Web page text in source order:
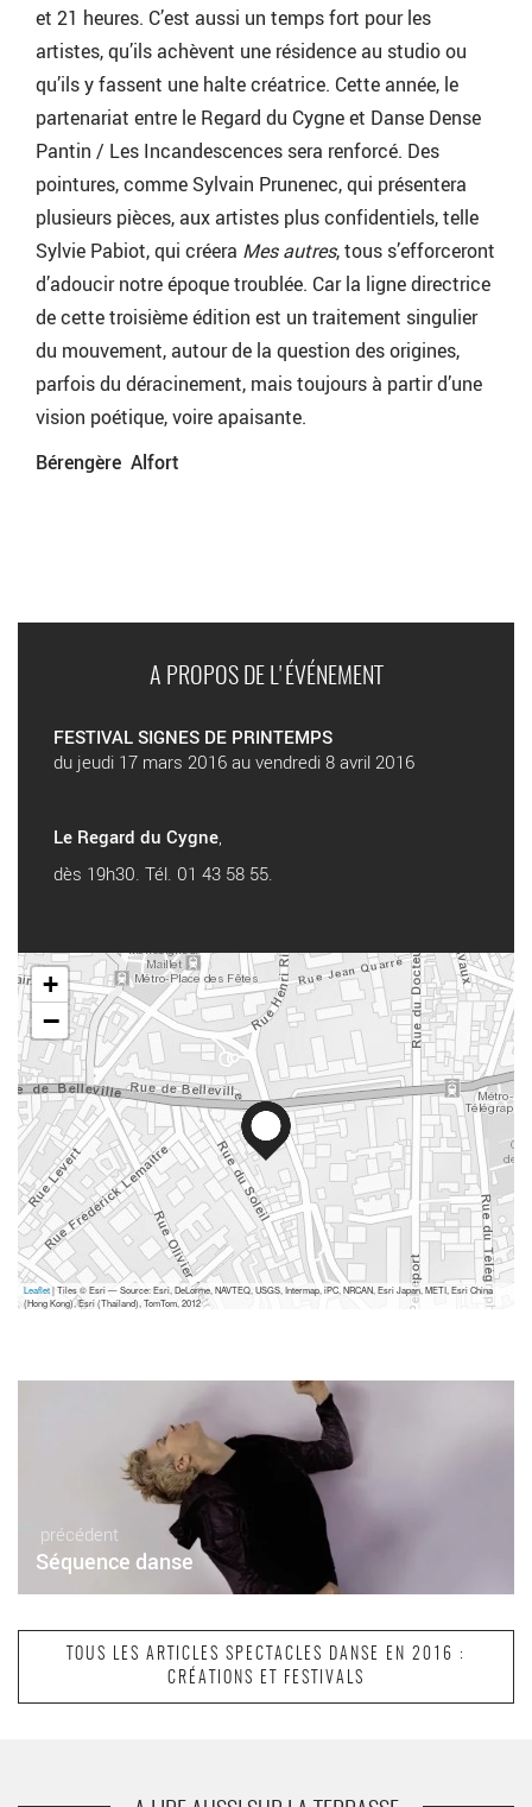
et 21 heures. C’est aussi un temps fort pour les
artistes, qu’ils achèvent une résidence au studio ou
qu’ils y fassent une halte créatrice. Cette année, le
partenariat entre le Regard du Cygne et Danse Dense
Pantin / Les Incandescences sera renforcé. Des
pointures, comme Sylvain Prunenec, qui présentera
plusieurs pièces, aux artistes plus confidentiels, telle
Sylvie Pabiot, qui créera Mes autres, tous s’efforceront
d’adoucir notre époque troublée. Car la ligne directrice
de cette troisième édition est un traitement singulier
du mouvement, autour de la question des origines,
parfois du déracinement, mais toujours à partir d’une
vision poétique, voire apaisante.
Bérengère Alfort
A PROPOS DE L'ÉVÉNEMENT
FESTIVAL SIGNES DE PRINTEMPS
du jeudi 17 mars 2016 au vendredi 8 avril 2016
Le Regard du Cygne,
dès 19h30. Tél. 01 43 58 55.
+
−
Leaflet| Tiles © Esri — Source: Esri, DeLorme, NAVTEQ, USGS, Intermap, iPC, NRCAN, Esri Japan, METI, Esri China
(Hong Kong), Esri (Thailand), TomTom, 2012
précédent
Séquence danse
TOUS LES ARTICLES SPECTACLES DANSE EN 2016 :
CRÉATIONS ET FESTIVALS